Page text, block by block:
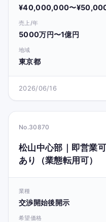
¥40,000,000〜
売上/年
5000万円〜1億円
地域
東京都
2026/06/16
No.30870
松山中心部｜即営業
あり（業態転用可）
業種
交渉開始後開示
希望価格